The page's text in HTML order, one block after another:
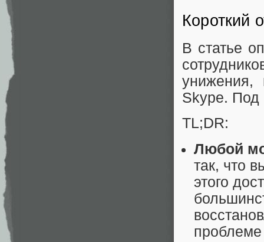
Короткий
В статье
унижения,
Skype. Под
TL;DR:
Любой
так, что
этого
проблеме